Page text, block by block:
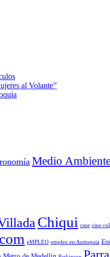
al Volante”
Medio
Chiqui cine cine
eMPLEO empleo en Antioquia